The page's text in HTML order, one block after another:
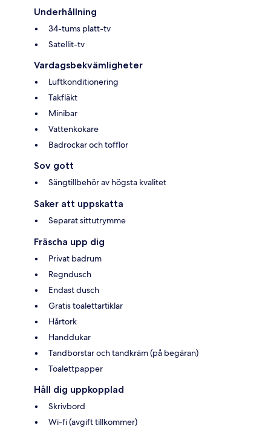
Underhållning
34-tums platt-tv
Satellit-tv
Vardagsbekvämligheter
Luftkonditionering
Takfläkt
Minibar
Vattenkokare
Badrockar och tofflor
Sov gott
Sängtillbehör av högsta kvalitet
Saker att uppskatta
Separat sittutrymme
Fräscha upp dig
Privat badrum
Regndusch
Endast dusch
Gratis toalettartiklar
Hårtork
Handdukar
Tandborstar och tandkräm (på begäran)
Toalettpapper
Håll dig uppkopplad
Skrivbord
Wi-fi (avgift tillkommer)